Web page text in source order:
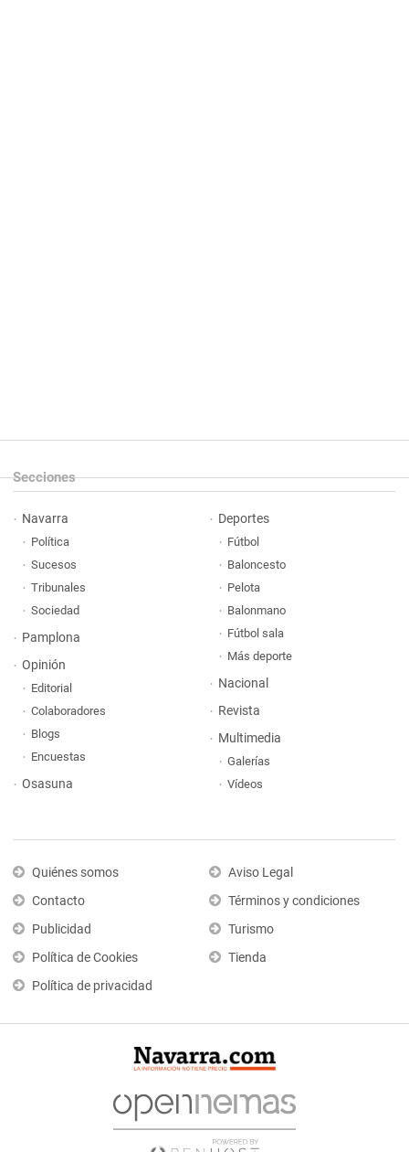
Secciones
Navarra
Política
Sucesos
Tribunales
Sociedad
Pamplona
Opinión
Editorial
Colaboradores
Blogs
Encuestas
Osasuna
Deportes
Fútbol
Baloncesto
Pelota
Balonmano
Fútbol sala
Más deporte
Nacional
Revista
Multimedia
Galerías
Vídeos
Quiénes somos
Contacto
Publicidad
Política de Cookies
Política de privacidad
Aviso Legal
Términos y condiciones
Turismo
Tienda